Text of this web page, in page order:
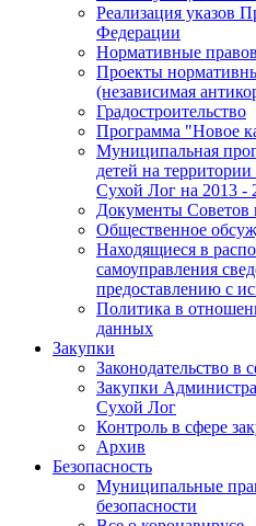
Реализация указов
Федерации
Нормативные
Проекты
(независимая
Градостроительство
Программа "Новое
Муниципальная
детей на
Сухой Лог на 2013 -
Документы Советов
Общественное
Находящиеся в
самоуправления
предоставлению с
Политика в
данных
Закупки
Законодательство в
Закупки
Сухой Лог
Контроль в сфере
Архив
Безопасность
Муниципальные
безопасности